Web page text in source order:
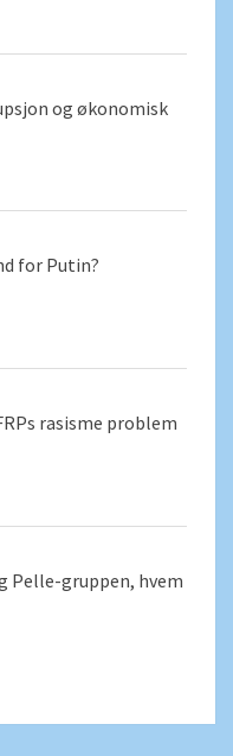
og økonomisk
for Putin?
rasisme problem
Pelle-gruppen, hvem